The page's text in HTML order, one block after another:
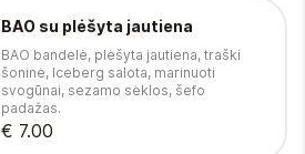
BAO su plėšyta jautiena
BAO bandelė, plėšyta jautiena, traški
šoninė, Iceberg salota, marinuoti
svogūnai, sezamo sėklos, šefo
padažas.
€ 7.00